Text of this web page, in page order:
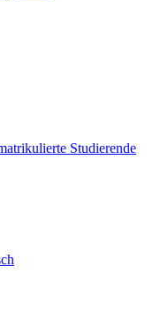
Studierende